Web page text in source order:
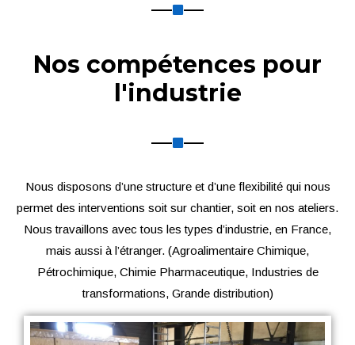
Nos compétences pour
l'industrie
Nous disposons d’une structure et d’une flexibilité qui nous
permet des interventions soit sur chantier, soit en nos ateliers.
Nous travaillons avec tous les types d’industrie, en France,
mais aussi à l’étranger. (Agroalimentaire Chimique,
Pétrochimique, Chimie Pharmaceutique, Industries de
transformations, Grande distribution)